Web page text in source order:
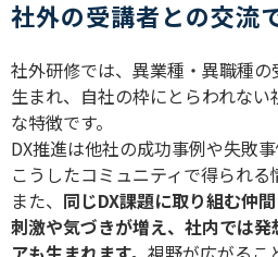
社外の受講者との交流
社外研修では、異業種・異職種
生まれ、自社の枠にとらわれな
な特徴です。
DX推進は他社の成功事例や失敗
こうしたコミュニティで得られる
また、 同じDX課題に取り組む仲
刺激や気づきが増え、社内では